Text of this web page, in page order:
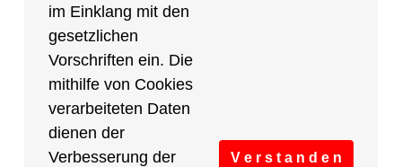
im Einklang mit den
gesetzlichen
Vorschriften ein. Die
mithilfe von Cookies
verarbeiteten Daten
dienen der
Verbesserung der
V e r s t a n d e n
Partner des Breitensports
Partner von BRV-Breitensport.de